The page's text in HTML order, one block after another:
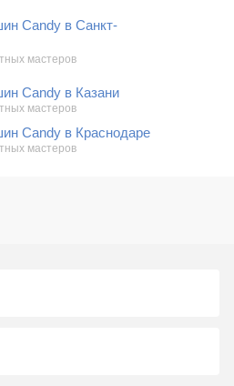
Candy в Санкт-
мастеров
Candy в Казани
мастеров
Candy в Краснодаре
мастеров